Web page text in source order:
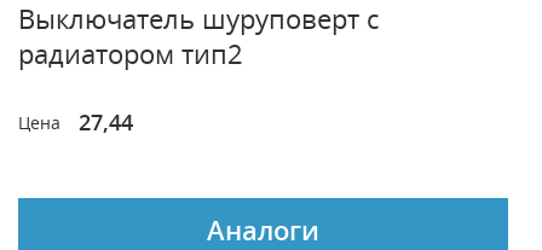
Выключатель шуруповерт с
радиатором тип2
Цена 27,44
Аналоги